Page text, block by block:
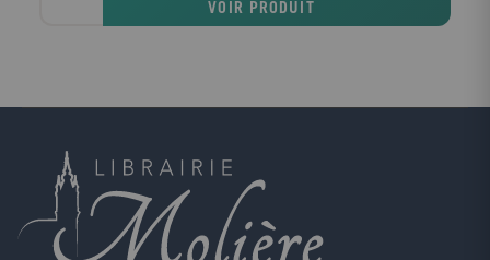
enfants du village, part récolter des cannes à sucre.
VOIR PRODUIT